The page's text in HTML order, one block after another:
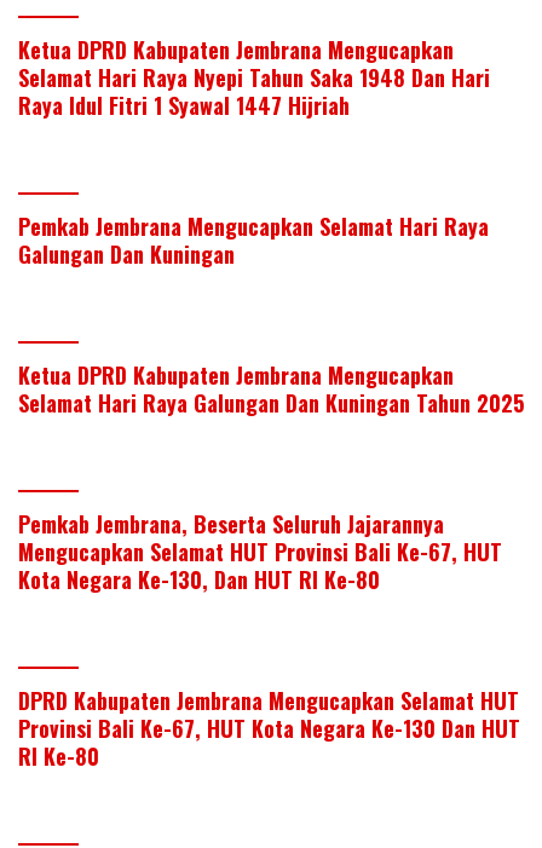
Ketua DPRD Kabupaten Jembrana Mengucapkan
Selamat Hari Raya Nyepi Tahun Saka 1948 Dan Hari
Raya Idul Fitri 1 Syawal 1447 Hijriah
Pemkab Jembrana Mengucapkan Selamat Hari Raya
Galungan Dan Kuningan
Ketua DPRD Kabupaten Jembrana Mengucapkan
Selamat Hari Raya Galungan Dan Kuningan Tahun 2025
Pemkab Jembrana, Beserta Seluruh Jajarannya
Mengucapkan Selamat HUT Provinsi Bali Ke-67, HUT
Kota Negara Ke-130, Dan HUT RI Ke-80
DPRD Kabupaten Jembrana Mengucapkan Selamat HUT
Provinsi Bali Ke-67, HUT Kota Negara Ke-130 Dan HUT
RI Ke-80